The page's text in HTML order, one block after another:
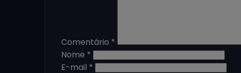
Comentário *
Nome *
E-mail *